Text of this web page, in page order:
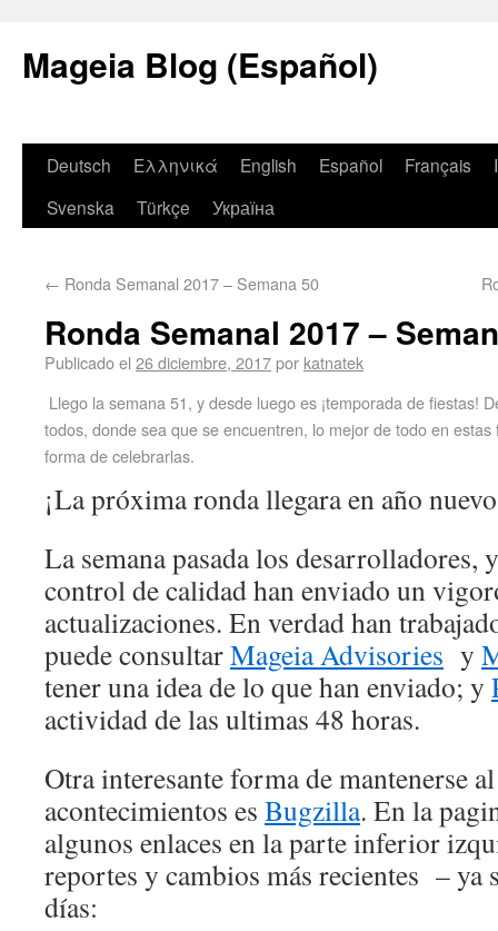
Mageia Blog (Español)
Deutsch Ελληνικά English Español Français
Svenska
Türkçe Україна
← Ronda Semanal 2017 – Semana 50
Ronda Semanal 2017 –
Publicado el 26 diciembre, 2017por katnatek
Llego la semana 51, y desde luego es ¡temporada de fiestas!
todos, donde sea que se encuentren, lo mejor de todo en
forma de celebrarlas.
¡La próxima ronda llegara en año
La semana pasada los desarrolladores,
control de calidad han enviado un
actualizaciones. En verdad han
puede consultarMageia Advisories y
tener una idea de lo que han enviado; y
actividad de las ultimas 48 horas.
Otra interesante forma de mantenerse
acontecimientos es Bugzilla. En la
algunos enlaces en la parte inferior
reportes y cambios más recientes – ya
días: